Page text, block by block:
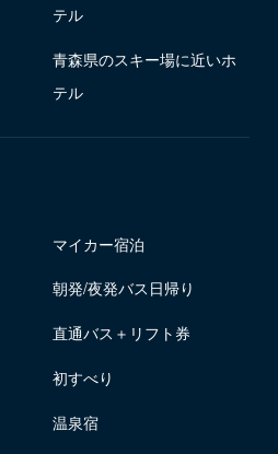
テル
青森県のスキー場に近いホ
テル
マイカー宿泊
朝発/夜発バス日帰り
直通バス＋リフト券
初すべり
温泉宿